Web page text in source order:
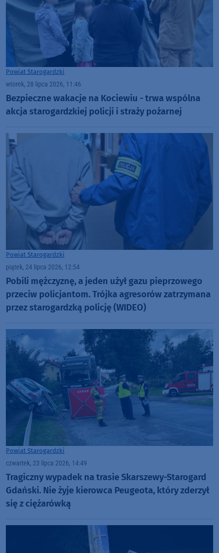
Powiat Starogardzki
wtorek, 28 lipca 2026, 11:46
Bezpieczne wakacje na Kociewiu - trwa wspólna
akcja starogardzkiej policji i straży pożarnej
Powiat Starogardzki
piątek, 24 lipca 2026, 12:54
Pobili mężczyznę, a jeden użył gazu pieprzowego
przeciw policjantom. Trójka agresorów zatrzymana
przez starogardzką policję (WIDEO)
Powiat Starogardzki
czwartek, 23 lipca 2026, 14:49
Tragiczny wypadek na trasie Skarszewy-Starogard
Gdański. Nie żyje kierowca Peugeota, który zderzył
się z ciężarówką